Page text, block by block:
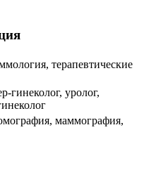
терапевтические
гинеколог, уролог,
маммография,